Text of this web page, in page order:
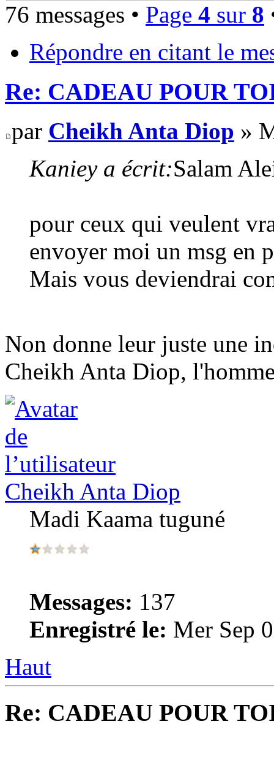
76 messages • Page 4 sur 8
Répondre en citant le
Re: CADEAU POUR
par Cheikh Anta Diop »
Kaniey a écrit:Salam
pour ceux qui veulent
envoyer moi un msg en
Mais vous deviendrai
Non donne leur juste une
Cheikh Anta Diop,
Cheikh Anta Diop
Madi Kaama tuguné
Messages: 137
Enregistré le: Mer Sep
Haut
Re: CADEAU POUR